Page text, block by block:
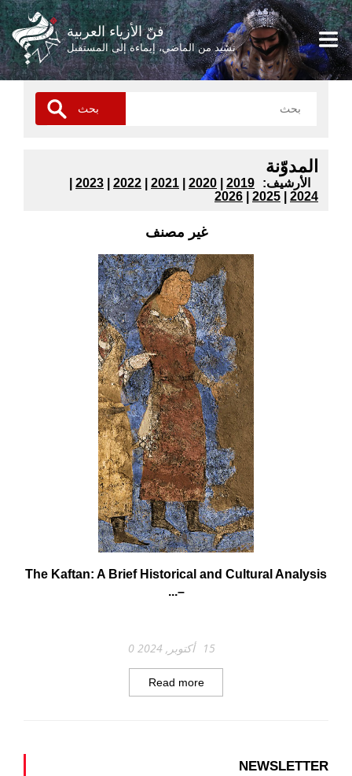
فنّ الأزياء العربية
نشيد من الماضي، إيماءة إلى المستقبل
المدوّنة
:الأرشيف 2019
2020
2021
2022
2023
2024
2025
2026
غير مصنف
The Kaftan: A Brief Historical and Cultural Analysis
–...
15 أكتوبر, 2024 0
Read more
NEWSLETTER